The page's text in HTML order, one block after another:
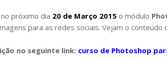
próximo dia 20 de Março 2015 o módulo
para as redes sociais. Vejam o
no seguinte link: curso de Photoshop